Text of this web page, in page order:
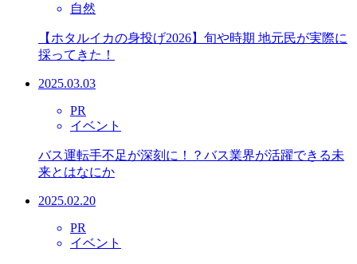
自然
【ホタルイカの身投げ2026】旬や時期 地元民が実際に
採ってきた！
2025.03.03
PR
イベント
バス運転手不足が深刻に！？バス業界が活躍できる未
来とはなにか
2025.02.20
PR
イベント